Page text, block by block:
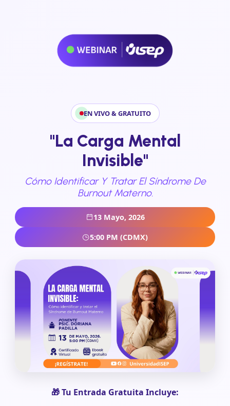
EN VIVO & GRATUITO
"La Carga Mental
Invisible"
Cómo Identificar Y Tratar El Síndrome De
Burnout Materno.
13 Mayo, 2026
5:00 PM (CDMX)
🎁 Tu Entrada Gratuita Incluye: